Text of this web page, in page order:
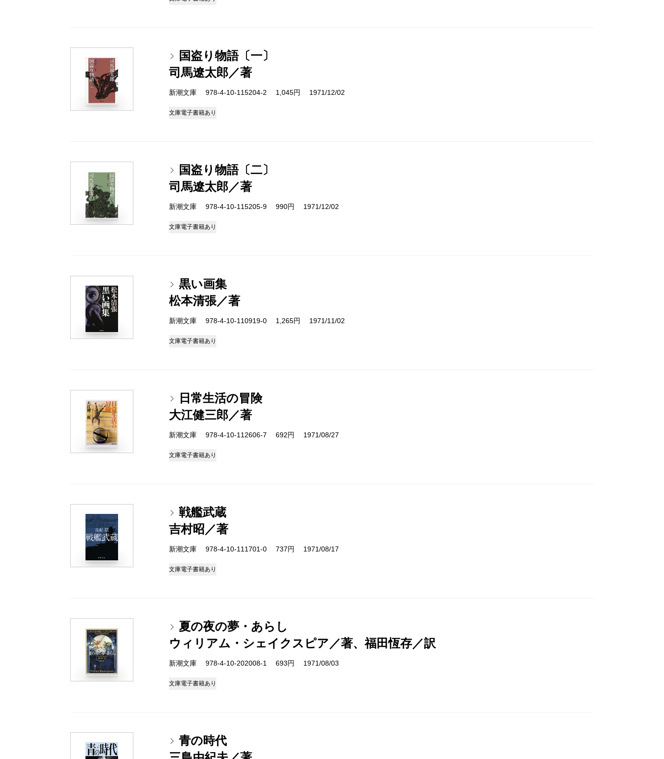
国盗り物語〔一〕
司馬遼太郎／著
新潮文庫 978-4-10-115204-2 1,045円 1971/12/02
文庫電子書籍あり
国盗り物語〔二〕
司馬遼太郎／著
新潮文庫 978-4-10-115205-9 990円 1971/12/02
文庫電子書籍あり
黒い画集
松本清張／著
新潮文庫 978-4-10-110919-0 1,265円 1971/11/02
文庫電子書籍あり
日常生活の冒険
大江健三郎／著
新潮文庫 978-4-10-112606-7 692円 1971/08/27
文庫電子書籍あり
戦艦武蔵
吉村昭／著
新潮文庫 978-4-10-111701-0 737円 1971/08/17
文庫電子書籍あり
夏の夜の夢・あらし
ウィリアム・シェイクスピア／著、福田恆存／訳
新潮文庫 978-4-10-202008-1 693円 1971/08/03
文庫電子書籍あり
青の時代